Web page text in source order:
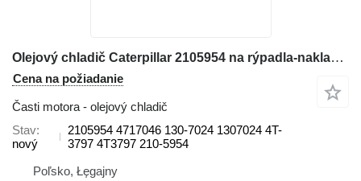
Olejový chladič Caterpillar 2105954 na rýpadla-nakladača Caterpillar 414E, 416E, 420E, 422E, 428E, 430E, 432E, 434E, 442E, 444E
Cena na požiadanie
Časti motora - olejový chladič
Stav
nový
2105954 4717046 130-7024 1307024 4T-
3797 4T3797 210-5954
Poľsko, Łęgajny